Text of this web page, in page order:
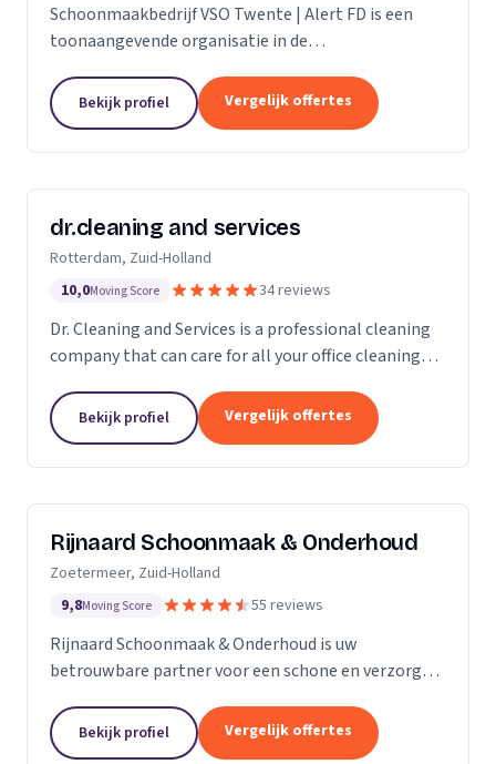
Schoonmaakbedrijf VSO Twente | Alert FD is een
toonaangevende organisatie in de
technieken en moderne machines, onderscheiden
we ons door het leveren van...
Bekijk profiel Vergelijk offertes
dr.cleaning and services
Rotterdam, Zuid-Holland
10,0Moving Score 34 reviews
Dr. Cleaning and Services is a professional cleaning
company that can care for all your office cleaning
general cleaning to deep cleaning, so you can...
Bekijk profiel Vergelijk offertes
Rijnaard Schoonmaak & Onderhoud
Zoetermeer, Zuid-Holland
9,8Moving Score 55 reviews
Rijnaard Schoonmaak & Onderhoud is uw
betrouwbare partner voor een schone en verzorgde
goed georganiseerd schoonmaakbedrijf uit
Zoetermeer, bieden wij...
Bekijk profiel Vergelijk offertes